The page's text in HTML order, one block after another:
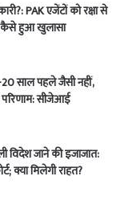
PAK एजेंटों को रक्षा से
कैसे हुआ खुलासा
साल पहले जैसी नहीं,
परिणाम: सीजेआई
विदेश जाने की इजाजात:
क्या मिलेगी राहत?